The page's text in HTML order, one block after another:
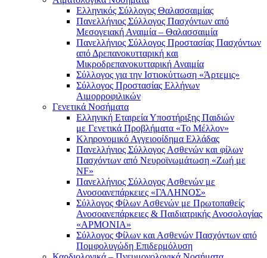
Ελληνικός Σύλλογος Θαλασσαιμίας
Πανελλήνιος Σύλλογος Πασχόντων από
Μεσογειακή Αναιμία – Θαλασσαιμία
Πανελλήνιος Σύλλογος Προστασίας Πασχόντων
από Δρεπανοκυτταρική και
Μικροδρεπανοκυτταρική Αναιμία
Σύλλογος για την Ιστιοκύττωση «Άρτεμις»
Σύλλογος Προστασίας Ελλήνων
Αιμορροφιλικών
Γενετικά Νοσήματα
Ελληνική Εταιρεία Υποστήριξης Παιδιών
με Γενετικά Προβλήματα «Το Μέλλον»
Κληρονομικό Αγγειοοίδημα Ελλάδας
Πανελλήνιος Σύλλογος Ασθενών και φίλων
Πασχόντων από Νευροϊνωμάτωση «Ζωή με
NF»
Πανελλήνιος Σύλλογος Ασθενών με
Ανοσοανεπάρκειες «ΓΑΛΗΝΟΣ»
Σύλλογος Φίλων Ασθενών με Πρωτοπαθείς
Ανοσοανεπάρκειες & Παιδιατρικής Ανοσολογίας
«ΑΡΜΟΝΙΑ»
Σύλλογος Φίλων και Ασθενών Πασχόντων από
Πομφολυγώδη Επιδερμόλυση